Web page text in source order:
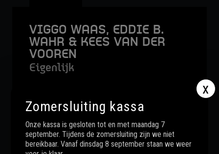
x
Zomersluiting kassa
Onze kassa is gesloten tot en met maandag 7
september. Tijdens de zomersluiting zijn we niet
bereikbaar. Vanaf dinsdag 8 september staan we weer
VIGGO WAAS, EDDIE B.
WAHR & KEES VAN DER
VOOREN
Eigenlijk
MEER INFO
BESTELLEN